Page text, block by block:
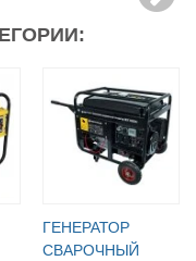
ГЕНЕРАТОР
СВАРОЧНЫЙ